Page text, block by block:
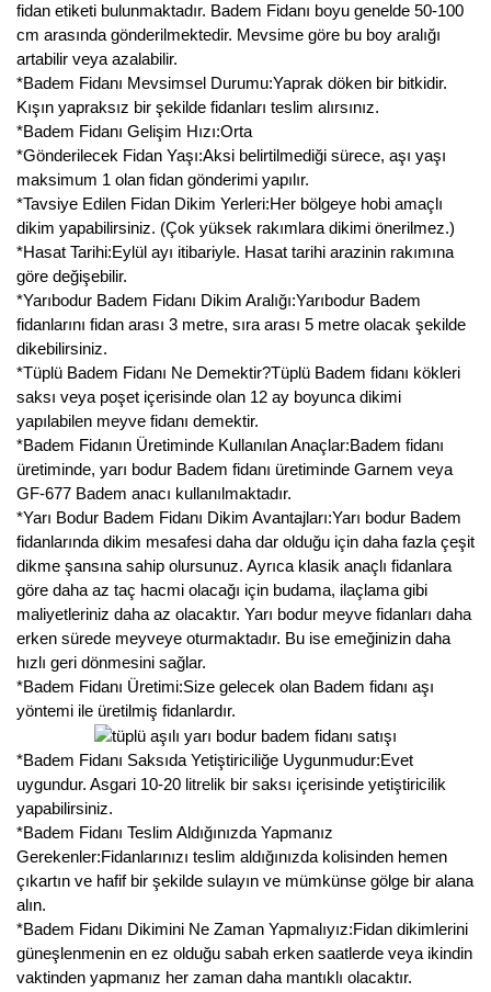
fidan etiketi bulunmaktadır. Badem Fidanı boyu genelde 50-100
cm arasında gönderilmektedir. Mevsime göre bu boy aralığı
artabilir veya azalabilir.
*Badem Fidanı Mevsimsel Durumu:Yaprak döken bir bitkidir.
Kışın yapraksız bir şekilde fidanları teslim alırsınız.
*Badem Fidanı Gelişim Hızı:Orta
*Gönderilecek Fidan Yaşı:Aksi belirtilmediği sürece, aşı yaşı
maksimum 1 olan fidan gönderimi yapılır.
*Tavsiye Edilen Fidan Dikim Yerleri:Her bölgeye hobi amaçlı
dikim yapabilirsiniz. (Çok yüksek rakımlara dikimi önerilmez.)
*Hasat Tarihi:Eylül ayı itibariyle. Hasat tarihi arazinin rakımına
göre değişebilir.
*Yarıbodur Badem Fidanı Dikim Aralığı:Yarıbodur Badem
fidanlarını fidan arası 3 metre, sıra arası 5 metre olacak şekilde
dikebilirsiniz.
*Tüplü Badem Fidanı Ne Demektir?Tüplü Badem fidanı kökleri
saksı veya poşet içerisinde olan 12 ay boyunca dikimi
yapılabilen meyve fidanı demektir.
*Badem Fidanın Üretiminde Kullanılan Anaçlar:Badem fidanı
üretiminde, yarı bodur Badem fidanı üretiminde Garnem veya
GF-677 Badem anacı kullanılmaktadır.
*Yarı Bodur Badem Fidanı Dikim Avantajları:Yarı bodur Badem
fidanlarında dikim mesafesi daha dar olduğu için daha fazla çeşit
dikme şansına sahip olursunuz. Ayrıca klasik anaçlı fidanlara
göre daha az taç hacmi olacağı için budama, ilaçlama gibi
maliyetleriniz daha az olacaktır. Yarı bodur meyve fidanları daha
erken sürede meyveye oturmaktadır. Bu ise emeğinizin daha
hızlı geri dönmesini sağlar.
*Badem Fidanı Üretimi:Size gelecek olan Badem fidanı aşı
yöntemi ile üretilmiş fidanlardır.
*Badem Fidanı Saksıda Yetiştiriciliğe Uygunmudur:Evet
uygundur. Asgari 10-20 litrelik bir saksı içerisinde yetiştiricilik
yapabilirsiniz.
*Badem Fidanı Teslim Aldığınızda Yapmanız
Gerekenler:Fidanlarınızı teslim aldığınızda kolisinden hemen
çıkartın ve hafif bir şekilde sulayın ve mümkünse gölge bir alana
alın.
*Badem Fidanı Dikimini Ne Zaman Yapmalıyız:Fidan dikimlerini
güneşlenmenin en ez olduğu sabah erken saatlerde veya ikindin
vaktinden yapmanız her zaman daha mantıklı olacaktır.